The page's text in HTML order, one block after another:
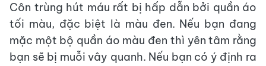
Côn trùng hút máu rất bị hấp dẫn bởi quần áo
tối màu, đặc biệt là màu đen. Nếu bạn đang
mặc một bộ quần áo màu đen thì yên tâm rằng
bạn sẽ bị muỗi vây quanh. Nếu bạn có ý định ra